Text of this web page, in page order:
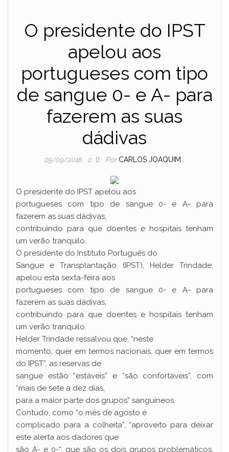
O presidente do IPST
apelou aos
portugueses com tipo
de sangue 0- e A- para
fazerem as suas
dádivas
05/09/2016 0 Por CARLOS JOAQUIM
O presidente do IPST apelou aos
portugueses com tipo de sangue 0- e A- para
fazerem as suas dádivas,
contribuindo para que doentes e hospitais tenham
um verão tranquilo.
O presidente do Instituto Português do
Sangue e Transplantação (IPST), Helder Trindade,
apelou esta sexta-feira aos
portugueses com tipo de sangue 0- e A- para
fazerem as suas dádivas,
contribuindo para que doentes e hospitais tenham
um verão tranquilo.
Helder Trindade ressalvou que, “neste
momento, quer em termos nacionais, quer em termos
do IPST”, as reservas de
sangue estão “estáveis” e “são confortáveis”, com
“mais de sete a dez dias,
para a maior parte dos grupos” sanguíneos.
Contudo, como “o mês de agosto é
complicado para a colheita”, “aproveito para deixar
este alerta aos dadores que
são A- e 0-“, que são os dois grupos problemáticos,